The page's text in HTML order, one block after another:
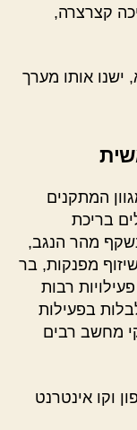
קצרצרה,
ישנו אותו מערך
המתקנים
בריכת
מהר הנגב,
מפנקות, בר
רבות
בפעילות
מחשב רבים
וקו אינטרנט